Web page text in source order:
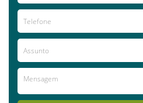
Já visitou este local?
Avaliações